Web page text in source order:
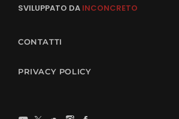
SVILUPPATO DA INCONCRETO
CONTATTI
PRIVACY POLICY